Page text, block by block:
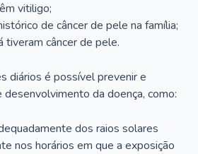
vitiligo;
de câncer de pele na família;
tiveram câncer de pele.
diários é possível prevenir e
desenvolvimento da doença, como:
dos raios solares
nos horários em que a exposição